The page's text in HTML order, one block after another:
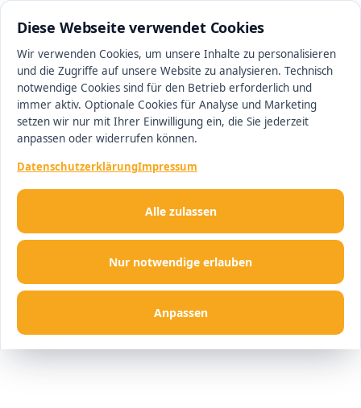
Diese Webseite verwendet Cookies
Wir verwenden Cookies, um unsere Inhalte zu personalisieren
und die Zugriffe auf unsere Website zu analysieren. Technisch
notwendige Cookies sind für den Betrieb erforderlich und
immer aktiv. Optionale Cookies für Analyse und Marketing
setzen wir nur mit Ihrer Einwilligung ein, die Sie jederzeit
anpassen oder widerrufen können.
DatenschutzerklärungImpressum
Nur notwendige erlauben
Anpassen
Alle zulassen